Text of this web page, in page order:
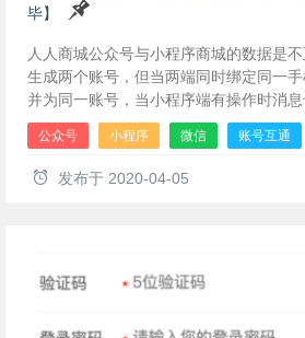
毕】
人人商城公众号与小程序商城的数据是
生成两个账号，但当两端同时绑定同一
并为同一账号，当小程序端有操作时消息
公众号 小程序 微信 账号互通
发布于 2020-04-05